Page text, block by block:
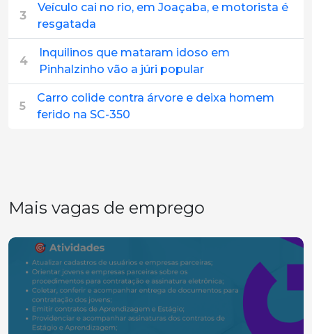
3
Veículo cai no rio, em Joaçaba, e motorista é
resgatada
4
Inquilinos que mataram idoso em
Pinhalzinho vão a júri popular
5
Carro colide contra árvore e deixa homem
ferido na SC-350
Mais vagas de emprego